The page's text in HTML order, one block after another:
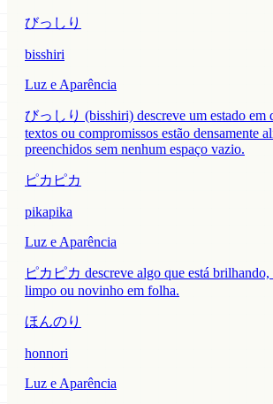
びっしり
bisshiri
Luz e Aparência
びっしり (bisshiri) descreve um estado em
textos ou compromissos estão densamente
preenchidos sem nenhum espaço vazio.
ピカピカ
pikapika
Luz e Aparência
ピカピカ descreve algo que está
limpo ou novinho em folha.
ほんのり
honnori
Luz e Aparência